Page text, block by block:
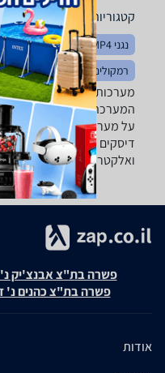
קטגוריות משלימות
נגני MP3 / MP4 קומפקט
רמקולים
המערכת סטריאו שאתה
על מערכות סטריאו מערכת
דיסקים ועוד, השוואת
ואלקטרוניקה ותקבל
פשרה בת"צ אבנצ'יק נ' זאפ
פשרה בת"צ כהנים נ' זאפ
אודות